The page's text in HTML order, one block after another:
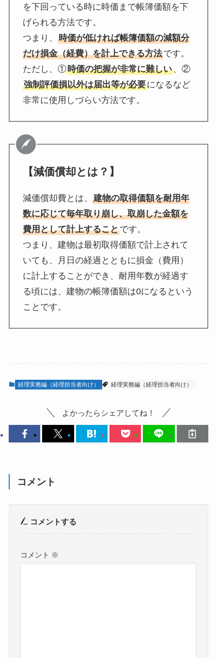
を下回っている時に時価まで帳簿価額を下
げられる方法です。
つまり、 時価が低ければ帳簿価額の減額分
だけ損金（経費）を計上できる方法です。
ただし、①時価の把握が非常に難しい、②
強制評価損以外は届出等が必要になるなど
非常に使用しづらい方法です。
【減価償却とは？】
減価償却費とは、 建物の取得価額を耐用年
数に応じて毎年取り崩し、取崩した金額を
費用として計上することです。
つまり、建物は最初取得価額で計上されて
いても、月日の経過とともに損金（費用）
に計上することができ、耐用年数が経過す
る頃には、建物の帳簿価額は0になるという
ことです。
経理実務編（経理担当者向け） 経理実務編（経理担当者向け）
よかったらシェアしてね！
コメント
コメントする
コメント ※